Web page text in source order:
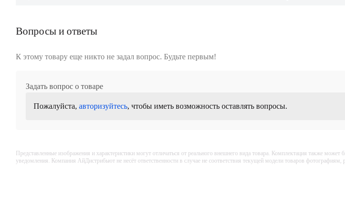
Вопросы и ответы
К этому товару еще никто не задал вопрос. Будьте первым!
Задать вопрос о товаре
Пожалуйста, авторизуйтесь, чтобы иметь возможность оставлять вопросы.
Представленные изображения и характеристики могут отличаться от реального внешнего вида товара. Комплектация также может
уведомления. Компания АйДистрибьют не несёт ответственности в случае не соответствия текущей модели товаров